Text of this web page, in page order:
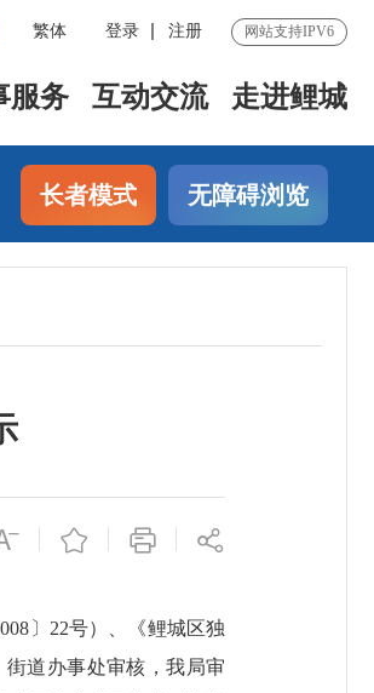
繁体 登录 注册 网站支持IPV6
服务 互动交流 走进鲤城
长者模式 无障碍浏览
〕22号）、《鲤城区独
道办事处审核，我局审